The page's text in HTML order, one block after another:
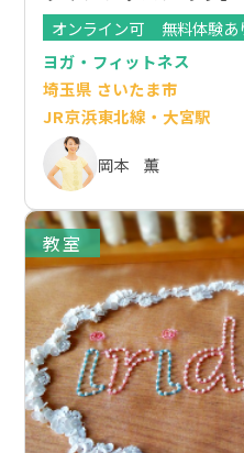
オンライン可
無料体験あ
ヨガ・フィットネス
埼玉県 さいたま市
JR京浜東北線・大宮駅
岡本 薫
教室